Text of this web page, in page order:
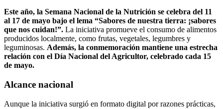
Este año, la Semana Nacional de la Nutrición se celebra del 11
al 17 de mayo bajo el lema “Sabores de nuestra tierra: ¡sabores
que nos cuidan!”. La iniciativa promueve el consumo de alimentos
producidos localmente, como frutas, vegetales, legumbres y
leguminosas. Además, la conmemoración mantiene una estrecha
relación con el Día Nacional del Agricultor, celebrado cada 15
de mayo.
Alcance nacional
Aunque la iniciativa surgió en formato digital por razones prácticas,